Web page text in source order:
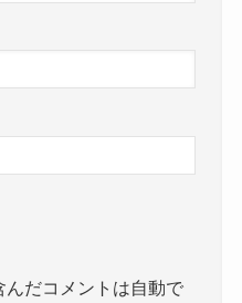
だコメントは自動で